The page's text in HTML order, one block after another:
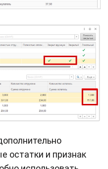
остатки и признак